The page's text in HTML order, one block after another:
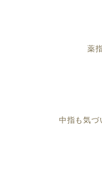
薬
中指も気づ